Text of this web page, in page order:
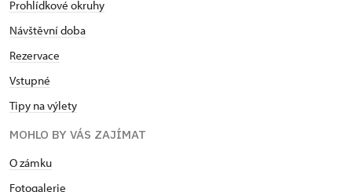
Prohlídkové okruhy
Návštěvní doba
Rezervace
Vstupné
Tipy na výlety
MOHLO BY VÁS ZAJÍMAT
O zámku
Fotogalerie